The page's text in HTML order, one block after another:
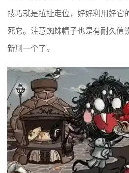
技巧就是拉扯走位，好好利用好它
死它。注意蜘蛛帽子也是有耐久值
新刷一个了。